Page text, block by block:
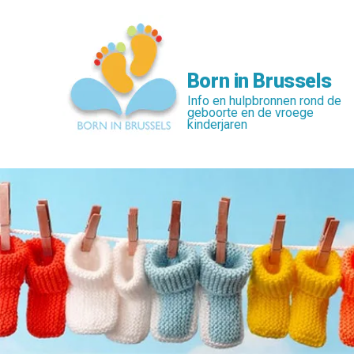
Born in Brussels
Info en hulpbronnen rond de
geboorte en de vroege
kinderjaren